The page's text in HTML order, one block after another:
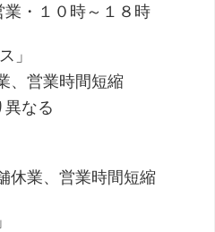
・１０時～１８時
」
、営業時間短縮
なる
休業、営業時間短縮